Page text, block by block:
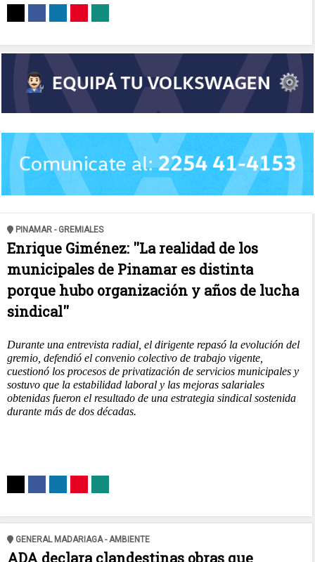
PINAMAR - GREMIALES
Enrique Giménez: ''La realidad de los
municipales de Pinamar es distinta
porque hubo organización y años de lucha
sindical''
Durante una entrevista radial, el dirigente repasó la evolución del
gremio, defendió el convenio colectivo de trabajo vigente,
cuestionó los procesos de privatización de servicios municipales y
sostuvo que la estabilidad laboral y las mejoras salariales
obtenidas fueron el resultado de una estrategia sindical sostenida
durante más de dos décadas.
GENERAL MADARIAGA - AMBIENTE
ADA declara clandestinas obras que